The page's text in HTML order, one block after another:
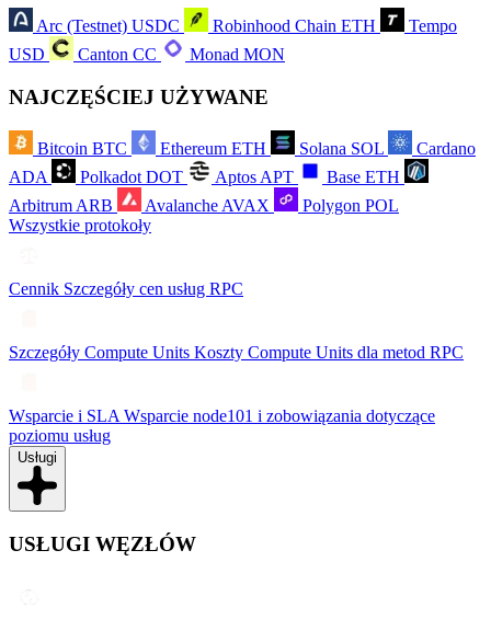
Arc (Testnet) USDC Robinhood Chain ETH
Tempo
USD
Canton CC Monad MON
NAJCZĘŚCIEJ UŻYWANE
Bitcoin BTC Ethereum ETH Solana SOL
Cardano
ADA
Polkadot DOT Aptos APT Base ETH
Arbitrum ARB Avalanche AVAX Polygon POL
Wszystkie protokoły
Cennik Szczegóły cen usług RPC
Szczegóły Compute Units Koszty Compute Units dla metod RPC
Wsparcie i SLA Wsparcie node101 i zobowiązania dotyczące
poziomu usług
Usługi
USŁUGI WĘZŁÓW